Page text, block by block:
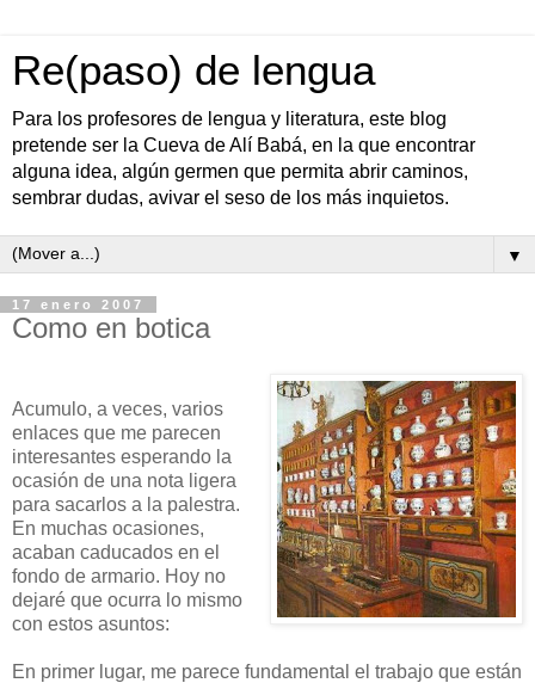
Re(paso) de lengua
Para los profesores de lengua y literatura, este blog
pretende ser la Cueva de Alí Babá, en la que encontrar
alguna idea, algún germen que permita abrir caminos,
sembrar dudas, avivar el seso de los más inquietos.
▼
17 enero 2007
Como en botica
Acumulo, a veces, varios
enlaces que me parecen
interesantes esperando la
ocasión de una nota ligera
para sacarlos a la palestra.
En muchas ocasiones,
acaban caducados en el
fondo de armario. Hoy no
dejaré que ocurra lo mismo
con estos asuntos:
En primer lugar, me parece fundamental el trabajo que están